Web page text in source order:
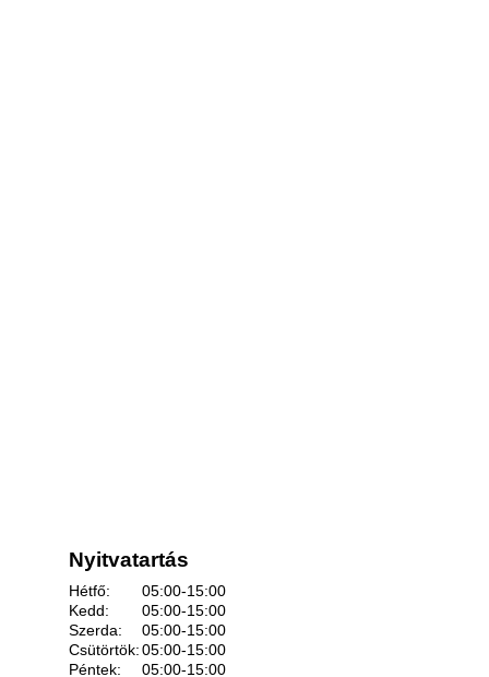
Nyitvatartás
Hétfő:
05:00-15:00
Kedd:
05:00-15:00
Szerda:
05:00-15:00
Csütörtök:05:00-15:00
Péntek:
05:00-15:00